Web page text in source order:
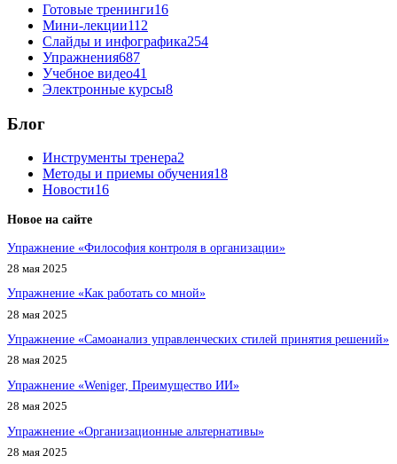
Готовые тренинги16
Мини-лекции112
Слайды и инфографика254
Упражнения687
Учебное видео41
Электронные курсы8
Блог
Инструменты тренера2
Методы и приемы обучения18
Новости16
Новое на сайте
Упражнение «Философия контроля в организации»
28 мая 2025
Упражнение «Как работать со мной»
28 мая 2025
Упражнение «Самоанализ управленческих стилей принятия решений»
28 мая 2025
Упражнение «Weniger, Преимущество ИИ»
28 мая 2025
Упражнение «Организационные альтернативы»
28 мая 2025